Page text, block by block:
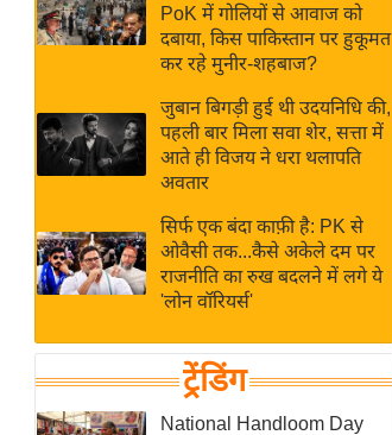
Hindi
Hindi
Videos
बजट
IPL
2026
ई-पेपर
मिसाल बेमिसाल
शख्सियत
यंग इंडिया
साहित्य जगत
ऑटो वर्ल्ड
PoK में गोलियों से आवाज को
दबाया, किस पाकिस्तान पर हुकूमत
कर रहे मुनीर-शहबाज?
जुबान बिगड़ी हुई थी उदयनिधि की,
पहली बार मिला सवा शेर, सत्ता में
आते ही विजय ने धरा थलापति
अवतार
सिर्फ एक बंदा काफ़ी है: PK से
ओवैसी तक...कैसे अकेले दम पर
राजनीति का रुख बदलने में लगे ये
'लोन वॉरियर्स'
ट्रेंडिंग
National Handloom Day